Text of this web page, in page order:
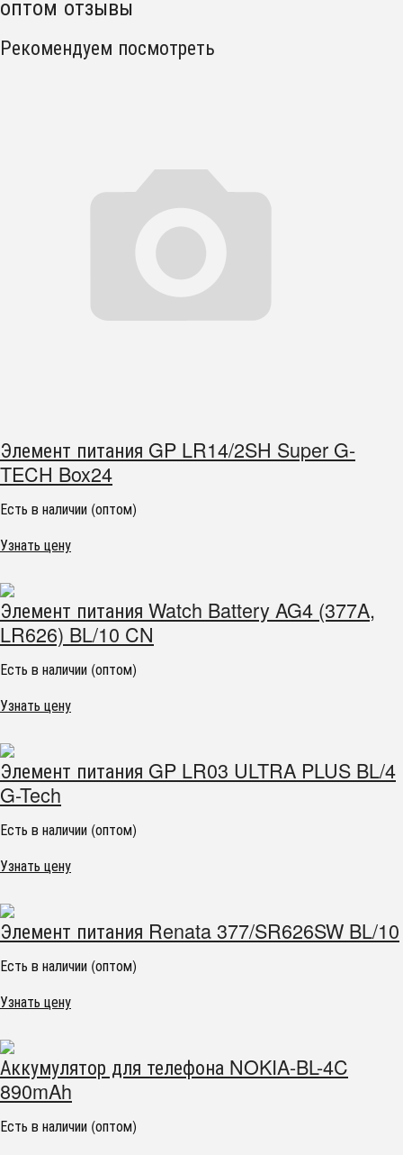
Рекомендуем посмотреть
Элемент питания GP LR14/2SH Super G-
TECH Box24
Есть в наличии (оптом)
Узнать цену
Элемент питания Watch Battery AG4 (377A,
LR626) BL/10 CN
Есть в наличии (оптом)
Узнать цену
Элемент питания GP LR03 ULTRA PLUS BL/4
G-Tech
Есть в наличии (оптом)
Узнать цену
Элемент питания Renata 377/SR626SW BL/10
Есть в наличии (оптом)
Узнать цену
Аккумулятор для телефона NOKIA-BL-4C
890mAh
Есть в наличии (оптом)